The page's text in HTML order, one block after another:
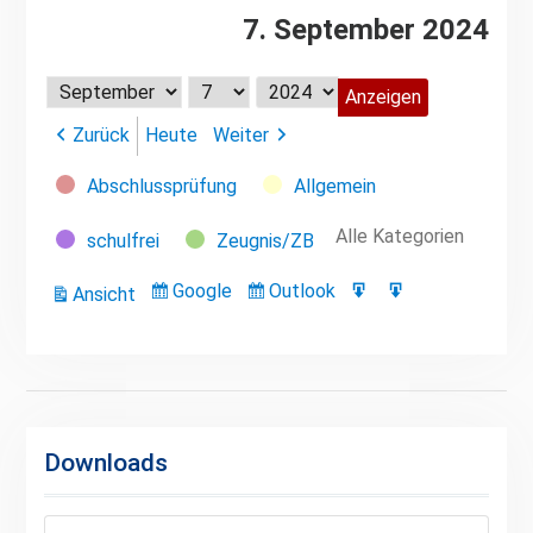
7. September 2024
Monat
Tag
Jahr
Zurück
Heute
Weiter
Kategorien
Abschlussprüfung Allgemein
schulfrei Zeugnis/ZB Alle Kategorien
Ansicht ausdrucken
Eintragen
Google
Eintragen
Outlook
Google-
Downloads